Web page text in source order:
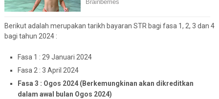
Berikut adalah merupakan tarikh bayaran STR bagi fasa 1, 2, 3 dan 4
bagi tahun 2024 :
Fasa 1 : 29 Januari 2024
Fasa 2 : 3 April 2024
Fasa 3 : Ogos 2024 (Berkemungkinan akan dikreditkan
dalam awal bulan Ogos 2024)